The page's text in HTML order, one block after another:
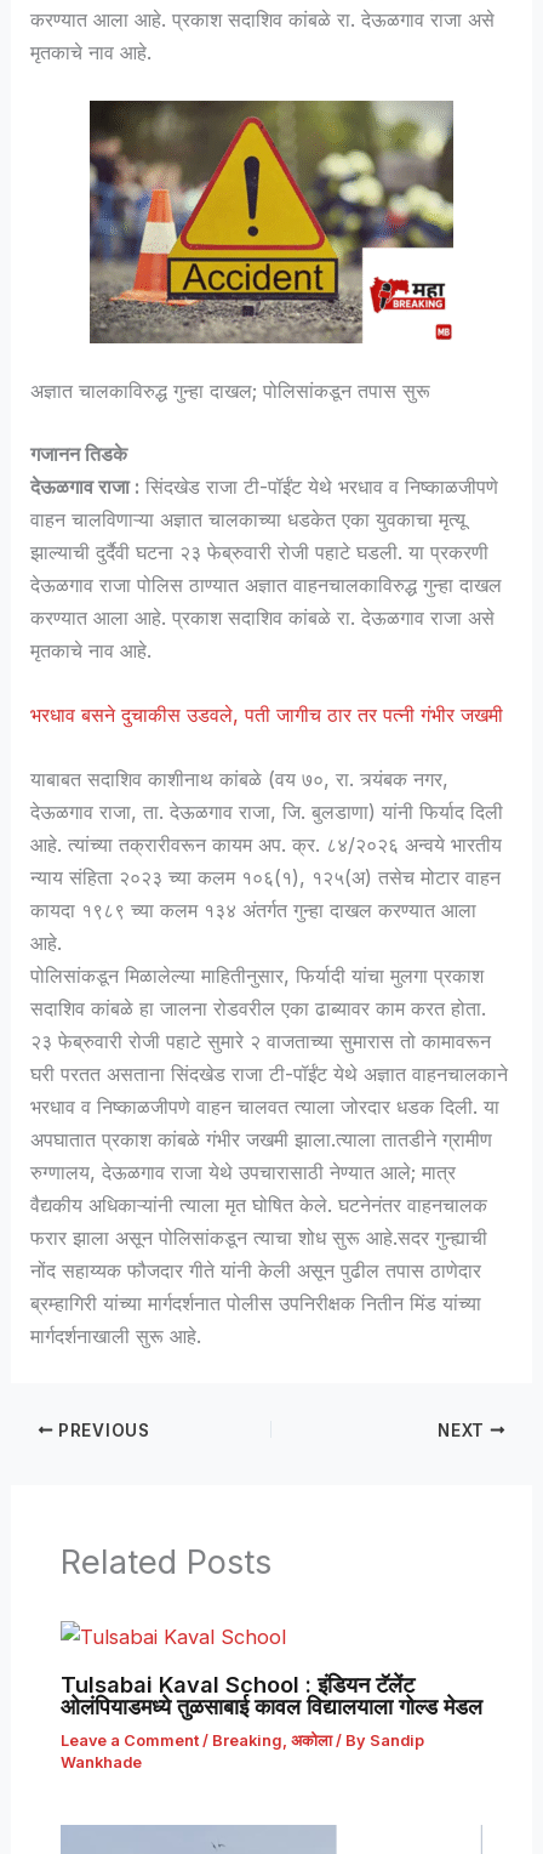
करण्यात आला आहे. प्रकाश सदाशिव कांबळे रा. देऊळगाव राजा असे
मृतकाचे नाव आहे.
अज्ञात चालकाविरुद्ध गुन्हा दाखल; पोलिसांकडून तपास सुरू
गजानन तिडके
देऊळगाव राजा : सिंदखेड राजा टी-पॉईंट येथे भरधाव व निष्काळजीपणे
वाहन चालविणाऱ्या अज्ञात चालकाच्या धडकेत एका युवकाचा मृत्यू
झाल्याची दुर्दैवी घटना २३ फेब्रुवारी रोजी पहाटे घडली. या प्रकरणी
देऊळगाव राजा पोलिस ठाण्यात अज्ञात वाहनचालकाविरुद्ध गुन्हा दाखल
करण्यात आला आहे. प्रकाश सदाशिव कांबळे रा. देऊळगाव राजा असे
मृतकाचे नाव आहे.
भरधाव बसने दुचाकीस उडवले, पती जागीच ठार तर पत्नी गंभीर जखमी
याबाबत सदाशिव काशीनाथ कांबळे (वय ७०, रा. त्र्यंबक नगर,
देऊळगाव राजा, ता. देऊळगाव राजा, जि. बुलडाणा) यांनी फिर्याद दिली
आहे. त्यांच्या तक्रारीवरून कायम अप. क्र. ८४/२०२६ अन्वये भारतीय
न्याय संहिता २०२३ च्या कलम १०६(१), १२५(अ) तसेच मोटार वाहन
कायदा १९८९ च्या कलम १३४ अंतर्गत गुन्हा दाखल करण्यात आला
आहे.
पोलिसांकडून मिळालेल्या माहितीनुसार, फिर्यादी यांचा मुलगा प्रकाश
सदाशिव कांबळे हा जालना रोडवरील एका ढाब्यावर काम करत होता.
२३ फेब्रुवारी रोजी पहाटे सुमारे २ वाजताच्या सुमारास तो कामावरून
घरी परतत असताना सिंदखेड राजा टी-पॉईंट येथे अज्ञात वाहनचालकाने
भरधाव व निष्काळजीपणे वाहन चालवत त्याला जोरदार धडक दिली. या
अपघातात प्रकाश कांबळे गंभीर जखमी झाला.त्याला तातडीने ग्रामीण
रुग्णालय, देऊळगाव राजा येथे उपचारासाठी नेण्यात आले; मात्र
वैद्यकीय अधिकाऱ्यांनी त्याला मृत घोषित केले. घटनेनंतर वाहनचालक
फरार झाला असून पोलिसांकडून त्याचा शोध सुरू आहे.सदर गुन्ह्याची
नोंद सहाय्यक फौजदार गीते यांनी केली असून पुढील तपास ठाणेदार
ब्रम्हागिरी यांच्या मार्गदर्शनात पोलीस उपनिरीक्षक नितीन मिंड यांच्या
मार्गदर्शनाखाली सुरू आहे.
PREVIOUS NEXT
Related Posts
Tulsabai Kaval School : इंडियन टॅलेंट
ओलंपियाडमध्ये तुळसाबाई कावल विद्यालयाला गोल्ड मेडल
Leave a Comment / Breaking, अकोला/ By Sandip
Wankhade